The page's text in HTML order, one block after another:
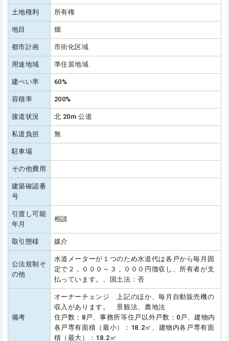
土地権利 所有権
地目 畑
都市計画 市街化区域
用途地域 準住居地域
建ぺい率 60%
容積率 200%
接道状況 北 20m 公道
私道負担 無
駐車場
その他費用
建築確認番
号
引渡し可能
年月
相談
取引態様 媒介
公法規制そ
の他
水道メーターが１つのため水道代は各戸から毎月固
定で２，０００～３，０００円徴収し、所有者が支
払っています。、国土法：否
備考
オーナーチェンジ 上記のほか、毎月自動販売機の
収入があります。 景観法、農地法
住戸数：8戸、事務所等住戸以外戸数：0戸、建物内
各戸専有面積（最小）：18.2㎡、建物内各戸専有面
積（最大）：18.2㎡